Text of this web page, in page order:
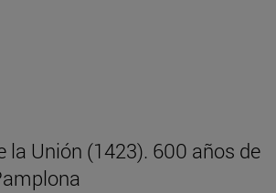
la Unión (1423). 600 años de